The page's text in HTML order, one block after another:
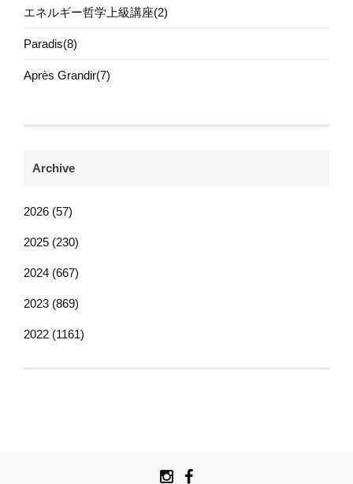
エネルギー哲学上級講座(2)
Paradis(8)
Après Grandir(7)
Archive
2026 (57)
2025 (230)
2024 (667)
2023 (869)
2022 (1161)